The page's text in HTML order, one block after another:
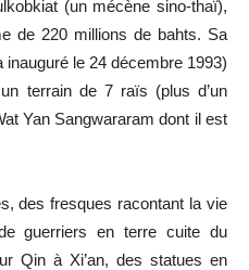
(un mécène sino-thaï),
de 220 millions de bahts. Sa
inauguré le 24 décembre 1993)
terrain de 7 raïs (plus d’un
Yan Sangwararam dont il est
des fresques racontant la vie
guerriers en terre cuite du
Qin à Xi’an, des statues en